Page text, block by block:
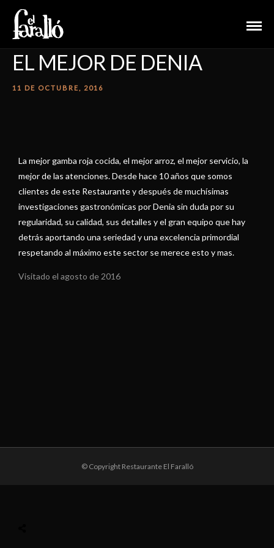
EL MEJOR DE DENIA
11 DE OCTUBRE, 2016
La mejor gamba roja cocida, el mejor arroz, el mejor servicio, la
mejor de las atenciones. Desde hace 10 años que somos
clientes de este Restaurante y después de muchísimas
investigaciones gastronómicas por Denia sin duda por su
regularidad, su calidad, sus detalles y el gran equipo que hay
detrás aportando una seriedad y una excelencia primordial
respetando al máximo este sector se merece esto y mas.
Visitado el agosto de 2016
© Copyright Restaurante El Faralló